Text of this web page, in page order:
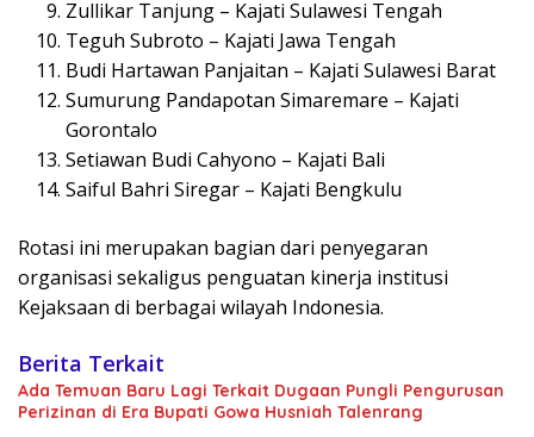
Zullikar Tanjung – Kajati Sulawesi Tengah
Teguh Subroto – Kajati Jawa Tengah
Budi Hartawan Panjaitan – Kajati Sulawesi Barat
Sumurung Pandapotan Simaremare – Kajati
Gorontalo
Setiawan Budi Cahyono – Kajati Bali
Saiful Bahri Siregar – Kajati Bengkulu
Rotasi ini merupakan bagian dari penyegaran
organisasi sekaligus penguatan kinerja institusi
Kejaksaan di berbagai wilayah Indonesia.
Berita Terkait
Ada Temuan Baru Lagi Terkait Dugaan Pungli Pengurusan
Perizinan di Era Bupati Gowa Husniah Talenrang